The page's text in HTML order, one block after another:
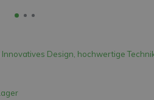
Innovatives Design, hochwertige